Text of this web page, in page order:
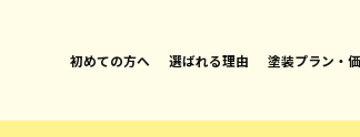
初めての方へ 選ばれる理由 塗装プラン・